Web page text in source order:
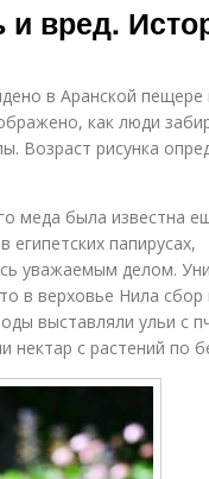
и вред.
в Аранской пещере
как люди
Возраст рисунка
меда была известна
папирусах,
уважаемым делом.
в верховье Нила сбор
выставляли ульи с
нектар с растений по